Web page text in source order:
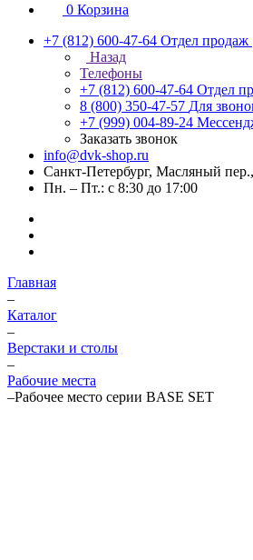
0 Корзина
+7 (812) 600-47-64 Отдел продаж
Назад
Телефоны
+7 (812) 600-47-64 Отдел
8 (800) 350-47-57 Для
+7 (999) 004-89-24
Заказать звонок
info@dvk-shop.ru
Санкт-Петербург, Масляный
Пн. – Пт.: с 8:30 до 17:00
Главная
–
Каталог
–
Верстаки и столы
–
Рабочие места
–Рабочее место серии BASE SET